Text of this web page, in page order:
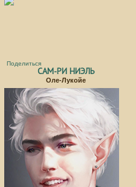
Поделиться
САМ-РИ НИЭЛЬ
Оле-Лукойе